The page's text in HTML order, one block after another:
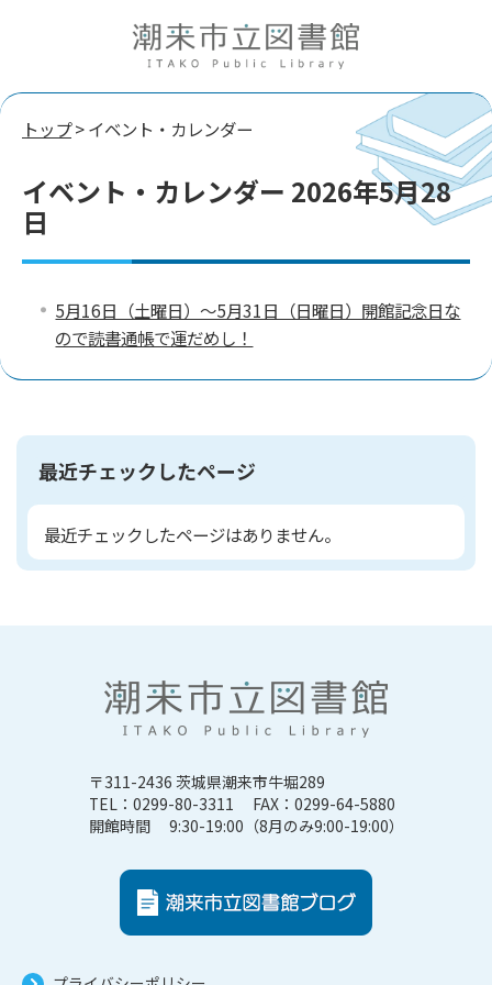
トップ> イベント・カレンダー
イベント・カレンダー 2026年5月28
日
5月16日（土曜日）～5月31日（日曜日）開館記念日な
ので読書通帳で運だめし！
最近チェックしたページ
最近チェックしたページはありません。
〒311-2436 茨城県潮来市牛堀289
TEL：0299-80-3311 FAX：0299-64-5880
開館時間 9:30-19:00（8月のみ9:00-19:00）